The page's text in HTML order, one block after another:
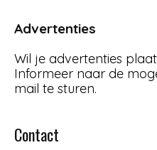
Advertenties
Wil je advertenties
Informeer naar de
mail te sturen.
Contact